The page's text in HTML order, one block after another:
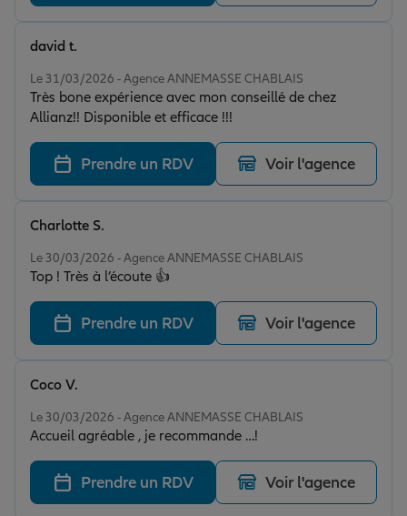
Le 31/03/2026 - Agence ANNEMASSE CHABLAIS
Très bone expérience avec mon conseillé de chez
Allianz!! Disponible et efficace !!!
david t.
Prendre un RDV Voir l'agence
Le 30/03/2026 - Agence ANNEMASSE CHABLAIS
Top ! Très à l’écoute 👍
Charlotte S.
Prendre un RDV Voir l'agence
Le 30/03/2026 - Agence ANNEMASSE CHABLAIS
Accueil agréable , je recommande …!
Coco V.
Prendre un RDV Voir l'agence